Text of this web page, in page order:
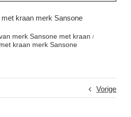
kraan merk Sansone
merk Sansone met kraan
kraan merk Sansone
Vorige